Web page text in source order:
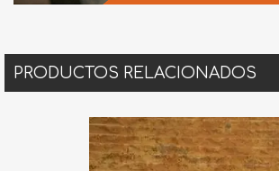
PRODUCTOS RELACIONADOS